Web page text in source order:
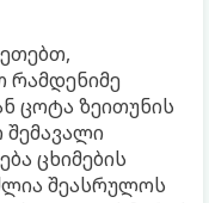
ცოტა ზეითუნის
ცხიმების
შეასრულოს